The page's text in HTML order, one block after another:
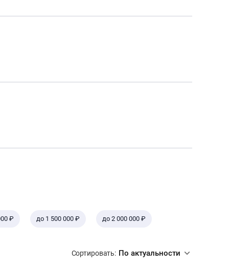
₽ до 1 500 000 ₽ до 2 000 000 ₽
Сортировать: По актуальности